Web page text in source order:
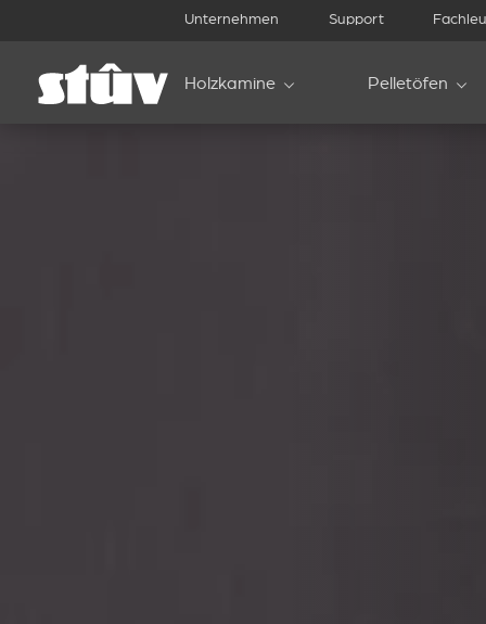
Unternehmen Support
Holzkamine Pelletöfen